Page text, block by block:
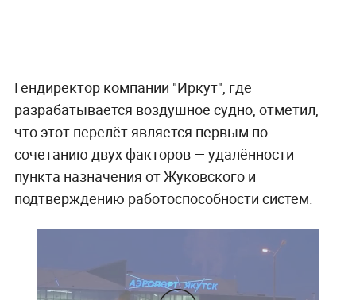
Гендиректор компании "Иркут", где
разрабатывается воздушное судно, отметил,
что этот перелёт является первым по
сочетанию двух факторов — удалённости
пункта назначения от Жуковского и
подтверждению работоспособности систем.